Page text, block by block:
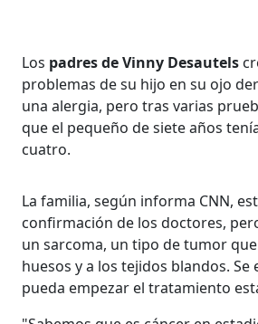
Los padres de Vinny Desautels
problemas de su hijo en su ojo
una alergia, pero tras varias
que el pequeño de siete años
cuatro.
La familia, según informa CNN,
confirmación de los doctores,
un sarcoma, un tipo de tumor
huesos y a los tejidos blandos. Se
pueda empezar el tratamiento